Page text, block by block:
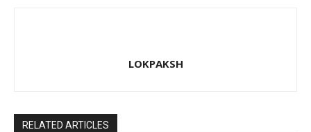
LOKPAKSH
RELATED ARTICLES